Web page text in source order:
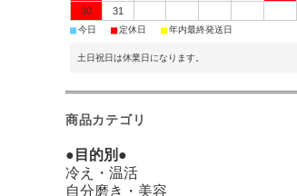
30
31
■今日 ■定休日 ■年内最終発送日
土日祝日は休業日になります。
商品カテゴリ
●目的別●
冷え・温活
自分磨き・美容